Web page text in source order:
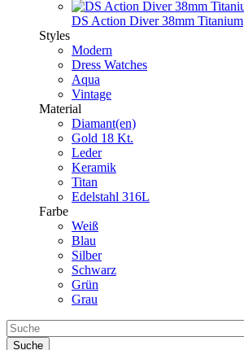
DS Action Diver 38mm Titanium
Styles
Modern
Dress Watches
Aqua
Vintage
Material
Diamant(en)
Gold 18 Kt.
Leder
Keramik
Titan
Edelstahl 316L
Farbe
Weiß
Blau
Silber
Schwarz
Grün
Grau
Suche